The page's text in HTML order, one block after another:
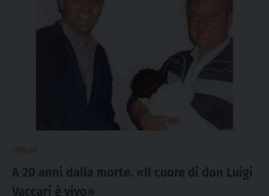
A 20 anni dalla morte. «Il cuore di don Luigi
Vaccari è vivo»